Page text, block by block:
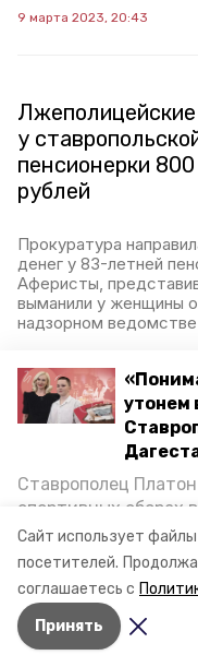
Сайт использует
посетителей.
соглашаетесь с
Принять
утонем
Ставрополец
спортивных сборах
Каспийском море
возвращении
пригласили в
наградили.
с юным героем.
9 марта 2023, 20:43
Лжеполицейские
у
пенсионерки
рублей
Прокуратура
денег у 83-летней
Аферисты,
выманили у женщины
надзорном
Более 2,5 млн
потеряла
Пятигорска после
общения с
В Ставропольском
пенсионерку,
Злоумышленник
на «безопасные